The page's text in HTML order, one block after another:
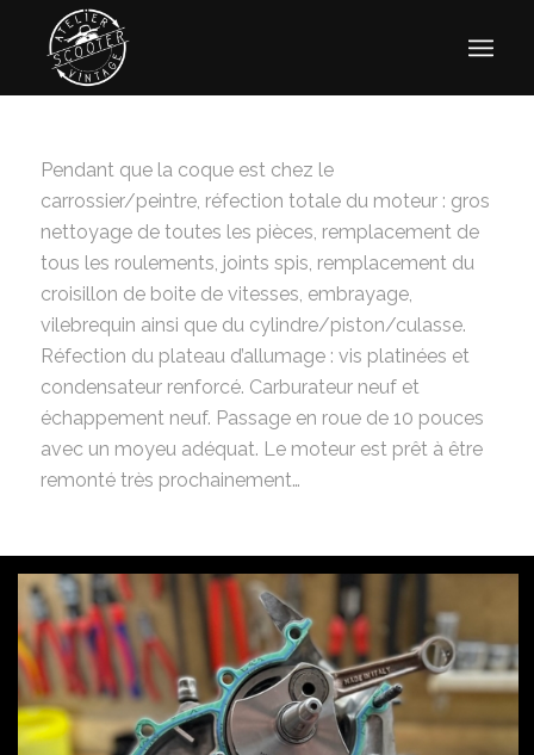
Pendant que la coque est chez le
carrossier/peintre, réfection totale du moteur : gros
nettoyage de toutes les pièces, remplacement de
tous les roulements, joints spis, remplacement du
croisillon de boite de vitesses, embrayage,
vilebrequin ainsi que du cylindre/piston/culasse.
Réfection du plateau d’allumage : vis platinées et
condensateur renforcé. Carburateur neuf et
échappement neuf. Passage en roue de 10 pouces
avec un moyeu adéquat. Le moteur est prêt à être
remonté très prochainement…